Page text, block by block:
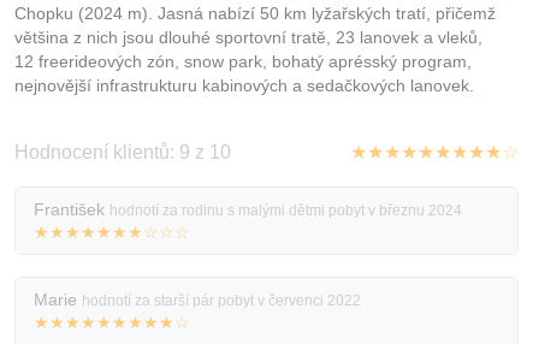
Chopku (2024 m). Jasná nabízí 50 km lyžařských tratí, přičemž
většina z nich jsou dlouhé sportovní tratě, 23 lanovek a vleků,
12 freerideových zón, snow park, bohatý aprésský program,
nejnovější infrastrukturu kabinových a sedačkových lanovek.
Hodnocení klientů: 9 z 10 ★★★★★★★★★☆
František hodnotí za rodinu s malými dětmi pobyt v březnu 2024
★★★★★★★☆☆☆
Marie hodnotí za starší pár pobyt v červenci 2022
★★★★★★★★★☆